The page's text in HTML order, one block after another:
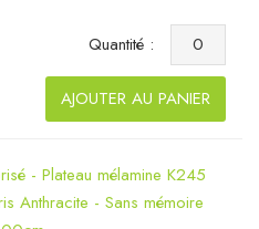
Quantité :
AJOUTER AU PANIER